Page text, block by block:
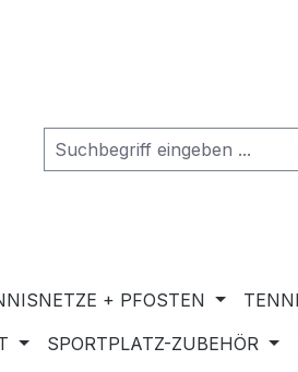
+ PFOSTEN
SPORTPLATZ-ZUBEHÖR